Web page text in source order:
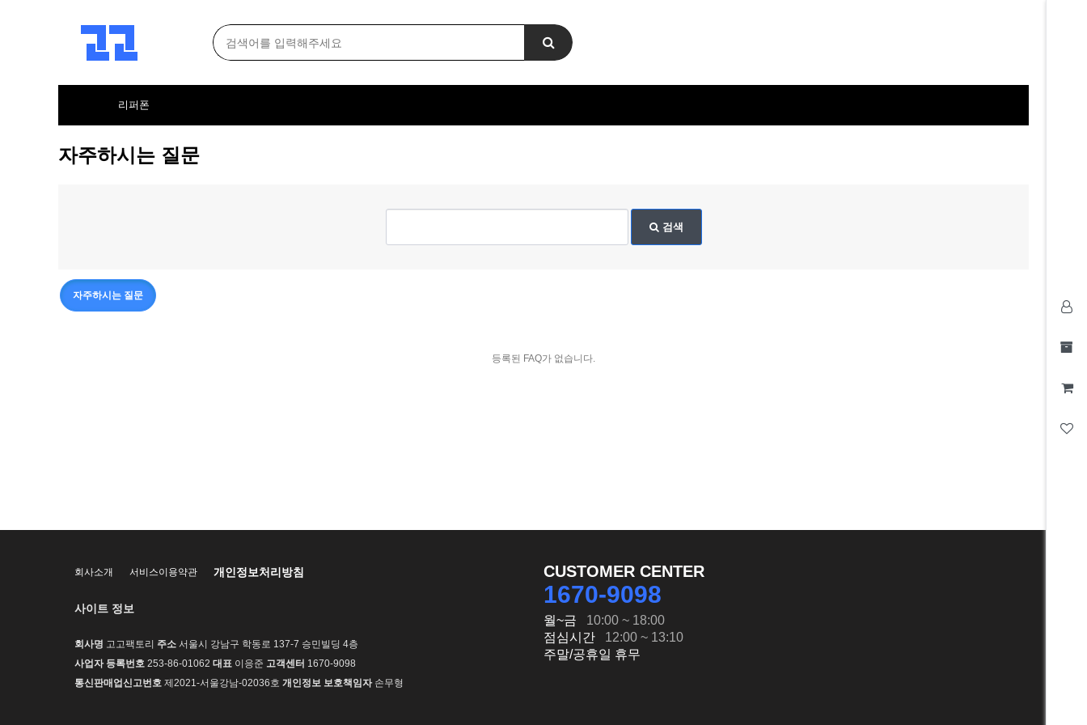
리퍼폰
자주하시는 질문
검색
자주하시는 질문
등록된 FAQ가 없습니다.
회사소개 서비스이용약관 개인정보처리방침
사이트 정보
회사명 고고팩토리 주소 서울시 강남구 학동로 137-7 승민빌딩 4층
사업자 등록번호 253-86-01062 대표 이응준 고객센터 1670-9098
통신판매업신고번호 제2021-서울강남-02036호 개인정보 보호책임자손무형
CUSTOMER CENTER
1670-9098
월~금 10:00 ~ 18:00
점심시간 12:00 ~ 13:10
주말/공휴일 휴무